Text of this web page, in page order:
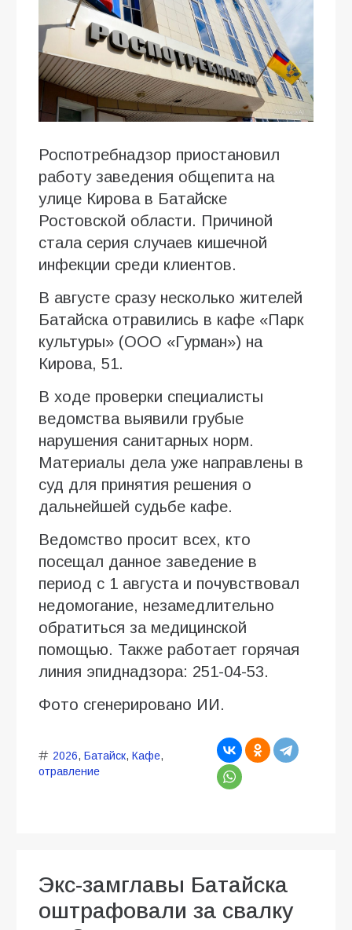
Роспотребнадзор приостановил
работу заведения общепита на
улице Кирова в Батайске
Ростовской области. Причиной
стала серия случаев кишечной
инфекции среди клиентов.
В августе сразу несколько жителей
Батайска отравились в кафе «Парк
культуры» (ООО «Гурман») на
Кирова, 51.
В ходе проверки специалисты
ведомства выявили грубые
нарушения санитарных норм.
Материалы дела уже направлены в
суд для принятия решения о
дальнейшей судьбе кафе.
Ведомство просит всех, кто
посещал данное заведение в
период с 1 августа и почувствовал
недомогание, незамедлительно
обратиться за медицинской
помощью. Также работает горячая
линия эпиднадзора: 251-04-53.
Фото сгенерировано ИИ.
2026, Батайск, Кафе,
отравление
Экс-замглавы Батайска
оштрафовали за свалку